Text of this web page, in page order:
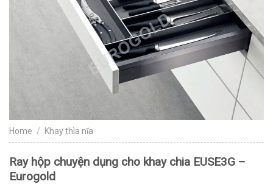
Home / Khay thìa nĩa
Ray hộp chuyện dụng cho khay chia EUSE3G –
Eurogold